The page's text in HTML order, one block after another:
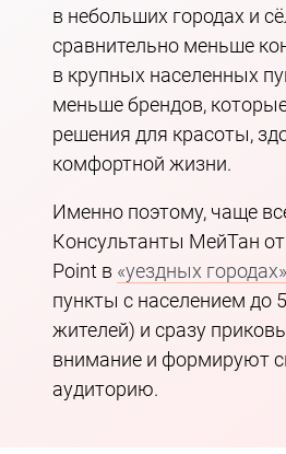
в небольших городах и
сравнительно меньше
в крупных населенных
меньше брендов,
решения для красоты,
комфортной жизни.
Именно поэтому, чаще
Консультанты МейТан
Point в «уездных городах»
пункты с населением до
жителей) и сразу
внимание и формируют
аудиторию.